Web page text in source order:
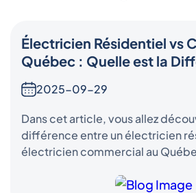
Électricien Résidentiel vs
Québec : Quelle est la
2025-09-29
Dans cet article, vous allez
différence entre un électricien
électricien commercial au